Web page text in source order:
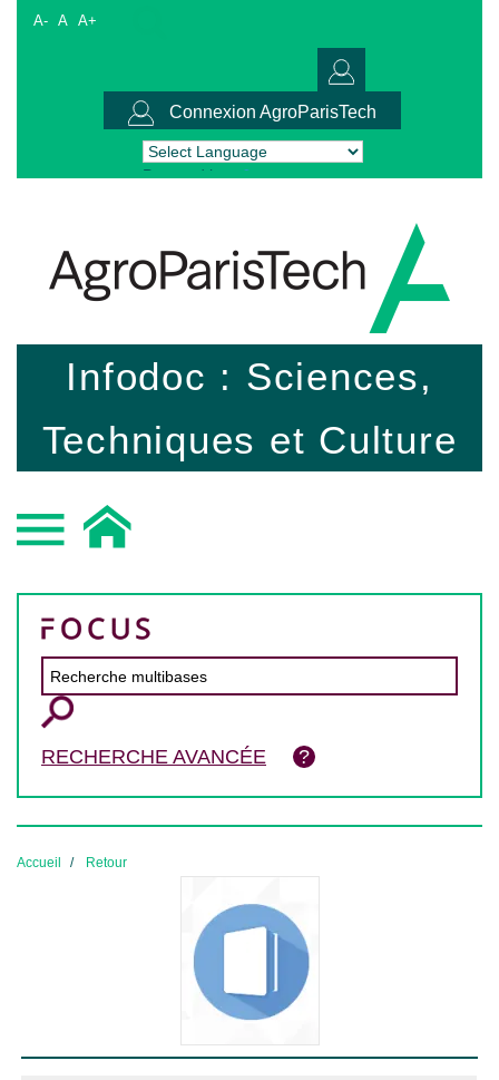
A- A A+
Connexion AgroParisTech
Powered by Translate
Infodoc : Sciences,
Techniques et Culture
RECHERCHE AVANCÉE
Accueil Retour